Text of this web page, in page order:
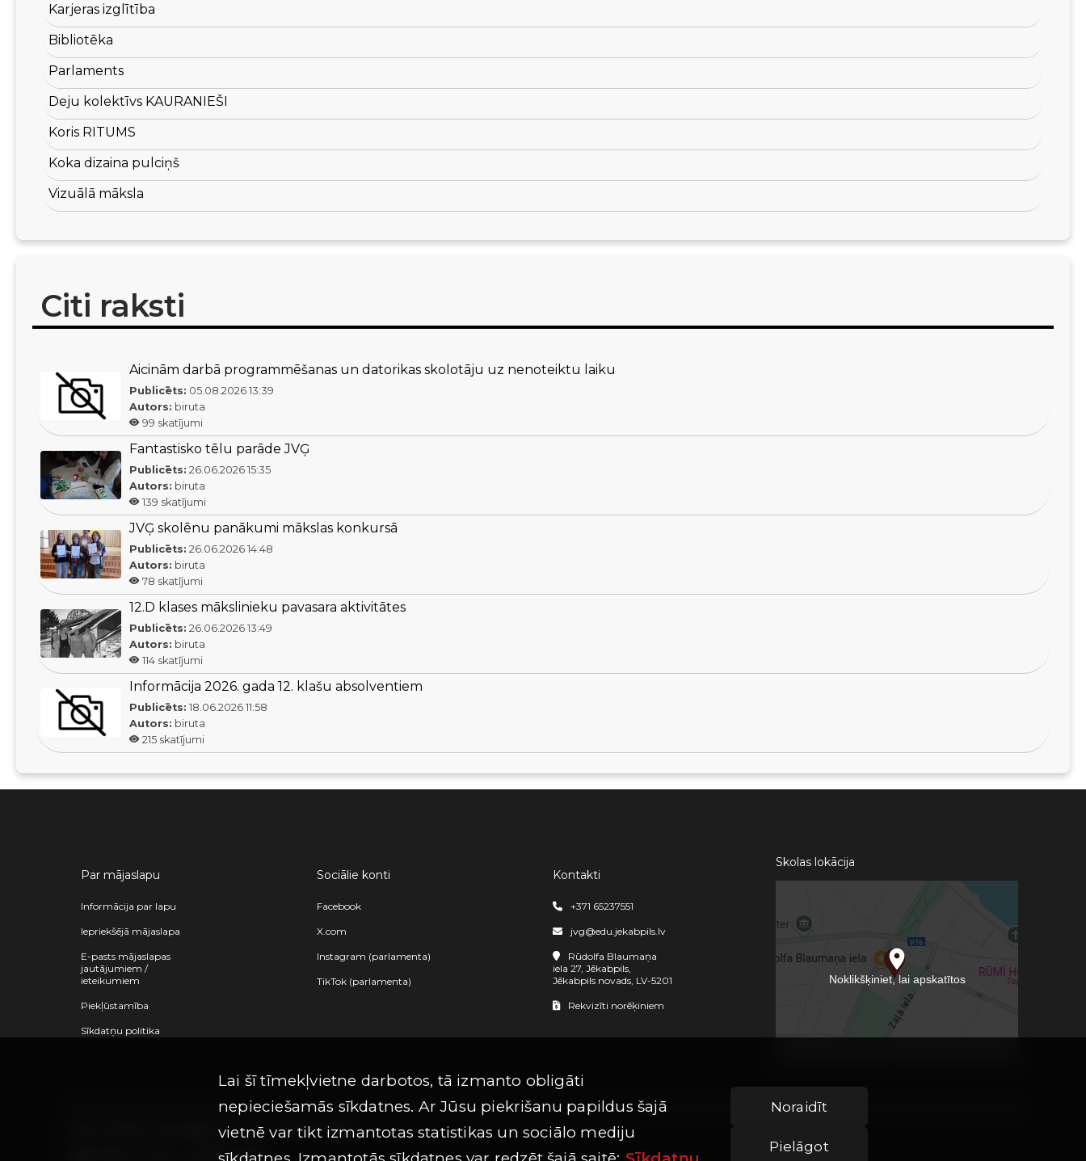
Karjeras izglītība
Bibliotēka
Parlaments
Deju kolektīvs KAURANIEŠI
Koris RITUMS
Koka dizaina pulciņš
Vizuālā māksla
Citi raksti
Aicinām darbā programmēšanas un datorikas skolotāju uz nenoteiktu laiku
Publicēts: 05.08.2026 13:39
Autors: biruta
99 skatījumi
Fantastisko tēlu parāde JVĢ
Publicēts: 26.06.2026 15:35
Autors: biruta
139 skatījumi
JVĢ skolēnu panākumi mākslas konkursā
Publicēts: 26.06.2026 14:48
Autors: biruta
78 skatījumi
12.D klases mākslinieku pavasara aktivitātes
Publicēts: 26.06.2026 13:49
Autors: biruta
114 skatījumi
Informācija 2026. gada 12. klašu absolventiem
Publicēts: 18.06.2026 11:58
Autors: biruta
215 skatījumi
Par mājaslapu
Informācija par lapu
Iepriekšējā mājaslapa
E-pasts mājaslapas
jautājumiem /
ieteikumiem
Piekļūstamība
Sīkdatņu politika
Sociālie konti
Facebook
X.com
Instagram (parlamenta)
TikTok (parlamenta)
Kontakti
+371 65237551
jvg@edu.jekabpils.lv
Rūdolfa Blaumaņa
iela 27, Jēkabpils,
Jēkabpils novads, LV-5201
Rekvizīti norēķiniem
Skolas lokācija
Visas tiesības aizsargātas ©Limro Studios| 2026
202607241755
Lai šī tīmekļvietne darbotos, tā izmanto obligāti
nepieciešamās sīkdatnes. Ar Jūsu piekrišanu papildus šajā
vietnē var tikt izmantotas statistikas un sociālo mediju
Noraidīt
Pielāgot